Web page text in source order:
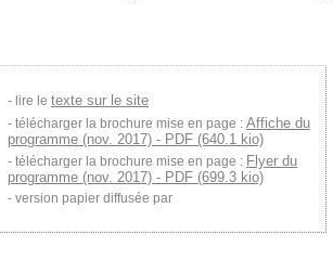
lire le texte sur le site
télécharger la brochure mise en page : Affiche du
programme (nov. 2017) - PDF (640.1 kio)
télécharger la brochure mise en page : Flyer du
programme (nov. 2017) - PDF (699.3 kio)
version papier diffusée par